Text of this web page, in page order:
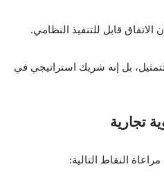
الاتفاق قابل للتنفيذ النظامي.
بل إنه شريك استراتيجي في
تجارية
النقاط التالية: